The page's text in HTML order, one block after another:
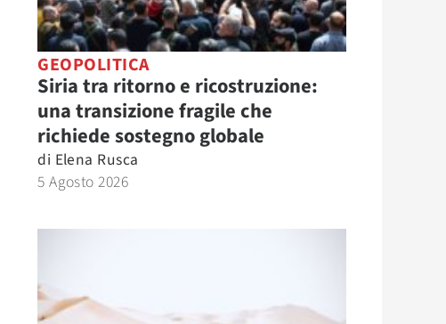
GEOPOLITICA
Siria tra ritorno e ricostruzione:
una transizione fragile che
richiede sostegno globale
di Elena Rusca
5 Agosto 2026